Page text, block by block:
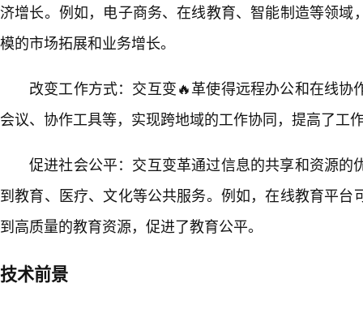
济增长。例如，电子商务、在线教育、智能制造等领域
模的市场拓展和业务增长。
改变工作方式：交互变🔥革使得远程办公和在线协
会议、协作工具等，实现跨地域的工作协同，提高了工
促进社会公平：交互变革通过信息的共享和资源的
到教育、医疗、文化等公共服务。例如，在线教育平台
到高质量的教育资源，促进了教育公平。
技术前景